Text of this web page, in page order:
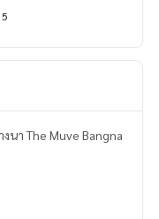
นา The Muve Bangna